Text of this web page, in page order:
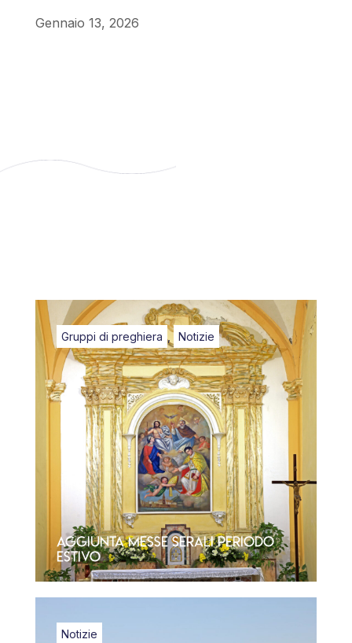
Gennaio 13, 2026
Aggiunta Messe Serali Periodo
Estivo
Gruppi di preghiera , Notizie
Notizie